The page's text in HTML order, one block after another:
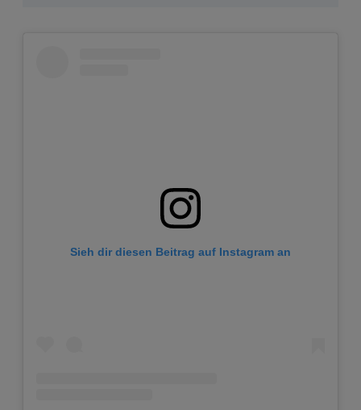
Sieh dir diesen Beitrag auf Instagram an